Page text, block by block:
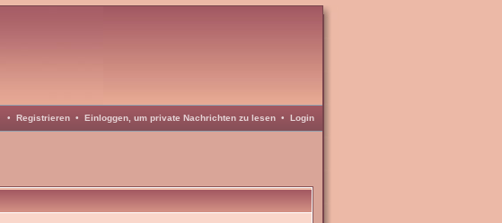
• Registrieren • Einloggen, um private Nachrichten zu lesen • Login